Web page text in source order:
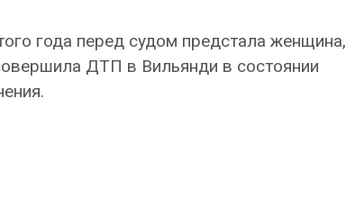
года перед судом предстала женщина,
ДТП в Вильянди в состоянии